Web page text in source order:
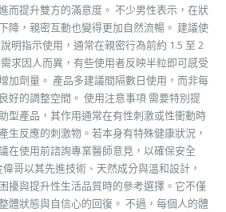
而提升雙方的滿意度。 不少男性表示，在狀
降，親密互動也變得更加自然流暢。 建議使
明指示使用，通常在親密行為前約 1.5 至 2
求因人而異，有些使用者反映半粒即可感受
加劑量。 產品多建議間隔數日使用，而非每
好的調整空間。 使用注意事項 需要特別提
型產品，其作用通常在有性刺激或性衝動時
生反應的刺激物。若本身有特殊健康狀況，
在使用前諮詢專業醫師意見，以確保安全
哥以其先進技術、天然成分與溫和設計，
擾與提升性生活品質時的參考選擇。它不僅
體狀態與自信心的回復。 不過，每個人的體